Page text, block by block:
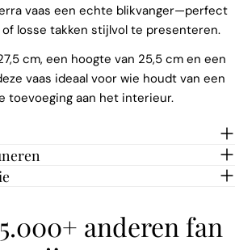
vaas een echte blikvanger—perfect
losse takken stijlvol te presenteren.
cm, een hoogte van 25,5 cm en een
vaas ideaal voor wie houdt van een
toevoeging aan het interieur.
anderen fan